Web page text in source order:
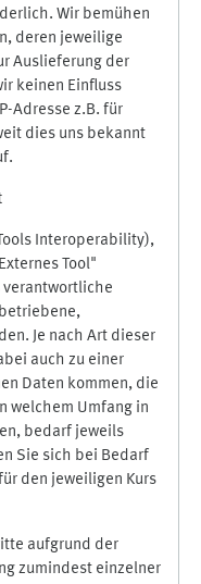
Wir bemühen
deren jeweilige
Auslieferung der
keinen Einfluss
Adresse z.B. für
dies uns bekannt
Interoperability),
Tool"
verantwortliche
Je nach Art dieser
auch zu einer
Daten kommen, die
welchem Umfang in
bedarf jeweils
Sie sich bei Bedarf
den jeweiligen Kurs
aufgrund der
zumindest einzelner